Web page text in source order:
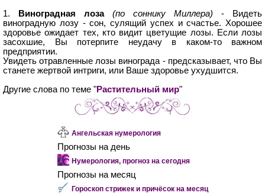
1.
Виноградная лоза (по соннику Миллера) - Видеть
виноградную лозу - сон, сулящий успех и счастье. Хорошее
здоровье ожидает тех, кто видит цветущие лозы. Если лозы
засохшие, Вы потерпите неудачу в каком-то важном
предприятии.
Увидеть отравленные лозы винограда - предсказывает, что Вы
станете жертвой интриги, или Ваше здоровье ухудшится.
Другие слова по теме "Растительный мир"
Ангельская нумерология
Прогнозы на день
Нумерология, прогноз на сегодня
Прогнозы на месяц
Гороскоп стрижек и причёсок на месяц